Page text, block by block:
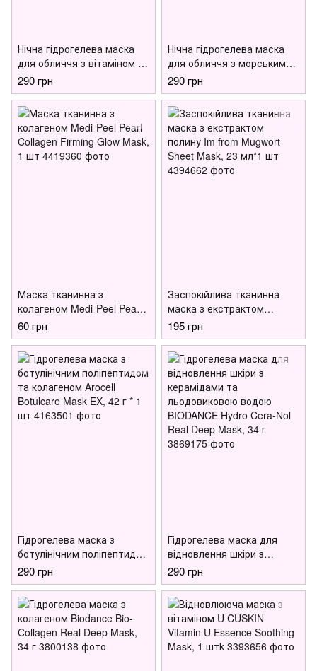
Нічна гідрогелева маска
для обличчя з вітаміном С і
ніацинамідом Biodance
Radiant Vita Niacinamide
Real Deep Mask, 1 шт
290 грн
Нічна гідрогелева маска
для обличчя з морськими
водоростями Biodance
Refreshing Sea Kelp Real
Deep Mask, 1 шт
290 грн
Маска тканинна з
колагеном Medi-Peel Pearl
Collagen Firming Glow Mask,
1 шт
60 грн
Заспокійлива тканинна
маска з екстрактом
полину Im from Mugwort
Sheet Mask, 23 мл*1 шт
195 грн
Гідрогелева маска з
ботулінічним поліпептидом
та колагеном Arocell
Botulcare Mask EX, 42 г * 1
шт
290 грн
Гідрогелева маска для
відновлення шкіри з
керамідами та
льодовиковою водою
BIODANCE Hydro Cera-Nol
Real Deep Mask, 34 г
290 грн